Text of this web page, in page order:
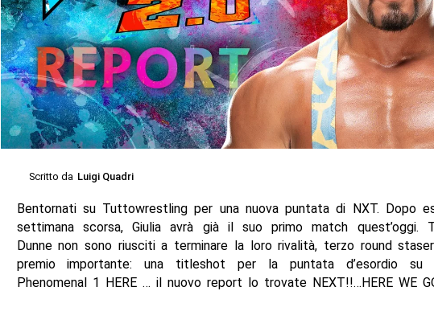
Scritto da Luigi Quadri
Bentornati su Tuttowrestling per una nuova puntata di NXT. Dopo
settimana scorsa, Giulia avrà già il suo primo match quest’oggi.
Dunne non sono riusciti a terminare la loro rivalità, terzo round
premio importante: una titleshot per la puntata d’esordio su
Phenomenal 1 HERE … il nuovo report lo trovate NEXT!!…HERE WE